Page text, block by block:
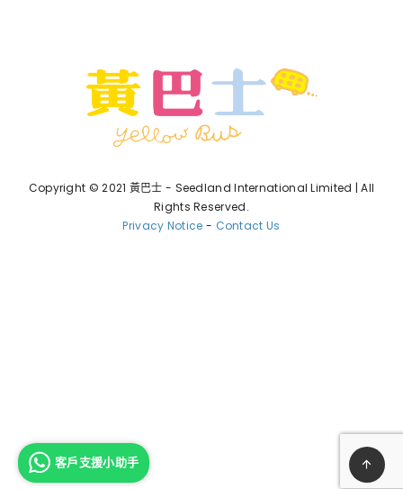
Copyright © 2021 黃巴士 - Seedland International Limited | All
Rights Reserved.
Privacy Notice - Contact Us
客戶支援小助手